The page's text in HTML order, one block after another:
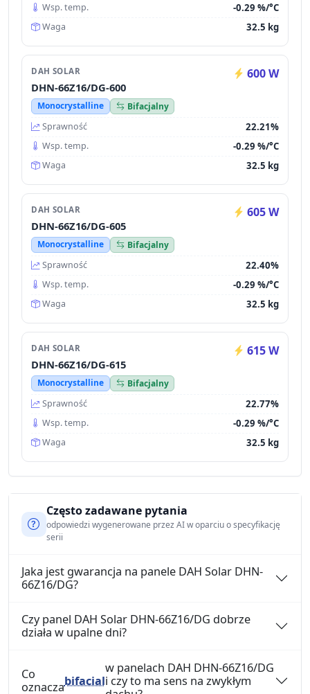
Wsp. temp. -0.29 %/°C
Waga 32.5 kg
DAH SOLAR 600 W
DHN-66Z16/DG-600
Monocrystalline
Bifacjalny
Sprawność
22.21%
Wsp. temp. -0.29 %/°C
Waga 32.5 kg
DAH SOLAR 605 W
DHN-66Z16/DG-605
Monocrystalline
Bifacjalny
Sprawność
22.40%
Wsp. temp. -0.29 %/°C
Waga 32.5 kg
DAH SOLAR 615 W
DHN-66Z16/DG-615
Monocrystalline
Bifacjalny
Sprawność
22.77%
Wsp. temp. -0.29 %/°C
Waga 32.5 kg
Często zadawane pytania
odpowiedzi wygenerowane przez AI w oparciu o specyfikację
serii
Jaka jest gwarancja na panele DAH Solar DHN-
66Z16/DG?
Czy panel DAH Solar DHN-66Z16/DG dobrze
działa w upalne dni?
Co
oznaczabifacial
w panelach DAH DHN-66Z16/DG
i czy to ma sens na zwykłym